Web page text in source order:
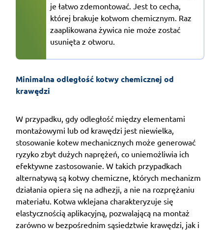
je łatwo zdemontować. Jest to cecha,
której brakuje kotwom chemicznym. Raz
zaaplikowana żywica nie może zostać
usunięta z otworu.
Minimalna odległość kotwy chemicznej od
krawędzi
W przypadku, gdy odległość między elementami
montażowymi lub od krawędzi jest niewielka,
stosowanie kotew mechanicznych może generować
ryzyko zbyt dużych naprężeń, co uniemożliwia ich
efektywne zastosowanie. W takich przypadkach
alternatywą są kotwy chemiczne, których mechanizm
działania opiera się na adhezji, a nie na rozprężaniu
materiału. Kotwa wklejana charakteryzuje się
elastycznością aplikacyjną, pozwalającą na montaż
zarówno w bezpośrednim sąsiedztwie krawędzi, jak i